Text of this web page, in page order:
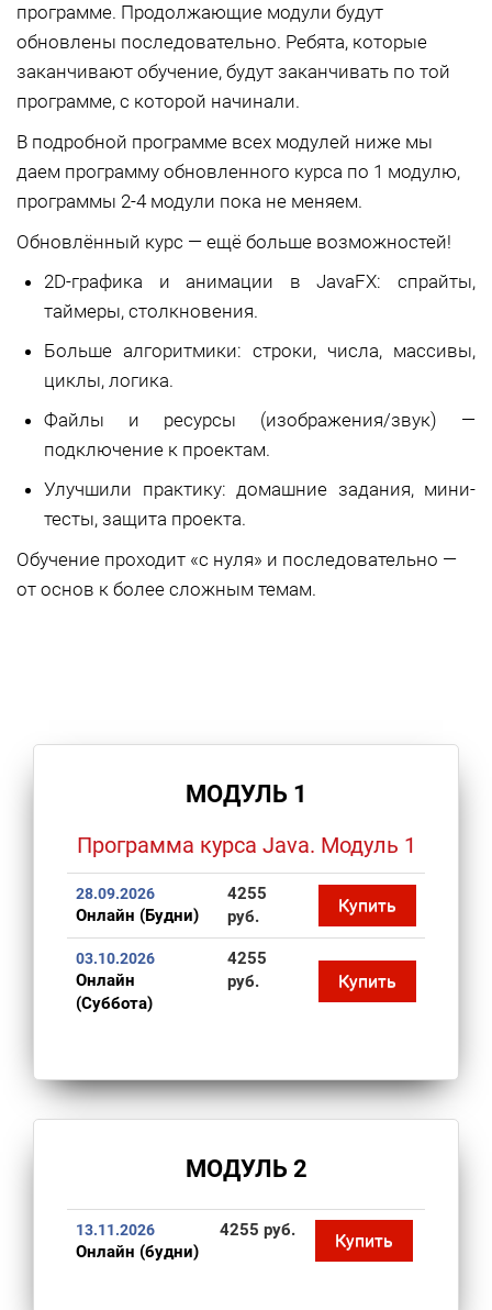
программе. Продолжающие модули будут
обновлены последовательно. Ребята, которые
заканчивают обучение, будут заканчивать по той
программе, с которой начинали.
В подробной программе всех модулей ниже мы
даем программу обновленного курса по 1 модулю,
программы 2-4 модули пока не меняем.
Обновлённый курс — ещё больше возможностей!
2D-графика и анимации в JavaFX: спрайты,
таймеры, столкновения.
Больше алгоритмики: строки, числа, массивы,
циклы, логика.
Файлы и ресурсы (изображения/звук) —
подключение к проектам.
Улучшили практику: домашние задания, мини-
тесты, защита проекта.
Обучение проходит «с нуля» и последовательно —
от основ к более сложным темам.
МОДУЛЬ 1
Программа курса Java. Модуль 1
28.09.2026
Онлайн (Будни)
4255
руб.
Купить
03.10.2026
Онлайн
(Суббота)
4255
руб.
Купить
МОДУЛЬ 2
13.11.2026
Онлайн (будни)
4255 руб. Купить